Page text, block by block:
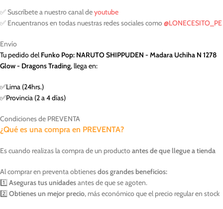
✅ Suscríbete a nuestro canal deyoutube
✅ Encuentranos en todas nuestras redes sociales como@LONECESITO_PE
Envío
Tu pedido delFunko Pop: NARUTO SHIPPUDEN - Madara Uchiha N 1278
Glow - Dragons Trading, llega en:
✅Lima (24hrs.)
✅Provincia (2 a 4 días)
Condiciones de PREVENTA
¿Qué es una compra en PREVENTA?
Es cuando realizas la compra de un productoantes de que llegue a tienda
Al comprar en preventa obtienesdos grandes beneficios:
1️⃣ Aseguras tus unidadesantes de que se agoten.
2️⃣ Obtienes un mejor precio, más económico que el precio regular en stock